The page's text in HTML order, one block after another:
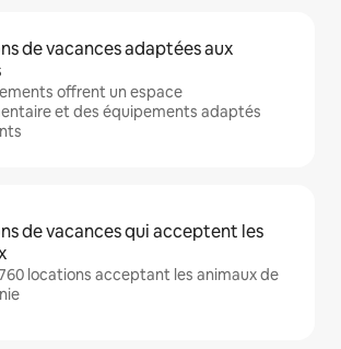
de vacances adaptées aux
offrent un espace
et des équipements adaptés
de vacances qui acceptent les
locations acceptant les animaux de